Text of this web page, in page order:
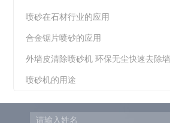
喷砂在石材行业的应用
合金锯片喷砂的应用
外墙皮清除喷砂机 环保无尘快速去除
喷砂机的用途